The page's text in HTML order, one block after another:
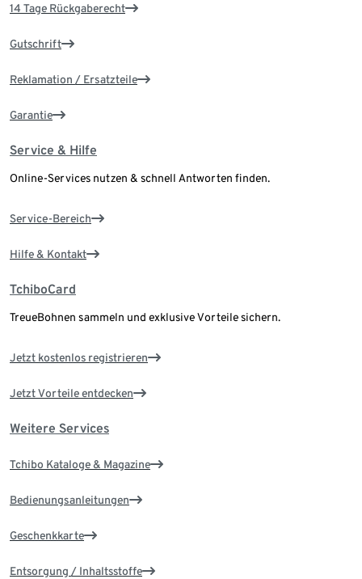
14 Tage Rückgaberecht
Gutschrift
Reklamation / Ersatzteile
Garantie
Service & Hilfe
Online-Services nutzen & schnell Antworten finden.
Service-Bereich
Hilfe & Kontakt
TchiboCard
TreueBohnen sammeln und exklusive Vorteile sichern.
Jetzt kostenlos registrieren
Jetzt Vorteile entdecken
Weitere Services
Tchibo Kataloge & Magazine
Bedienungsanleitungen
Geschenkkarte
Entsorgung / Inhaltsstoffe